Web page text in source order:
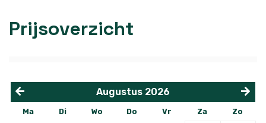
Prijsoverzicht
< >
Augustus 2026
Ma Di Wo Do Vr Za Zo